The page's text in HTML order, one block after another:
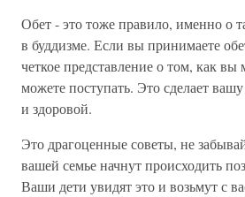
Обет - это тоже правило, именно о
в буддизме. Если вы принимаете
четкое представление о том, как вы
можете поступать. Это сделает
и здоровой.
Это драгоценные советы, не
вашей семье начнут происходить
Ваши дети увидят это и возьмут с